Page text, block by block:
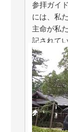
参拝ガイ
には、私
主命が私
記されて